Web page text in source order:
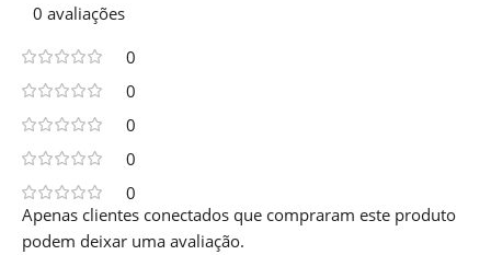
0 avaliações
0
0
0
0
0
Apenas clientes conectados que compraram este produto
podem deixar uma avaliação.